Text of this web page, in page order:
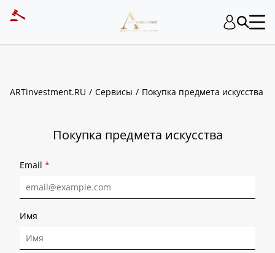
ARTinvestment.RU Сервисы Покупка предмета искусства
Покупка предмета искусства
Email *
Имя